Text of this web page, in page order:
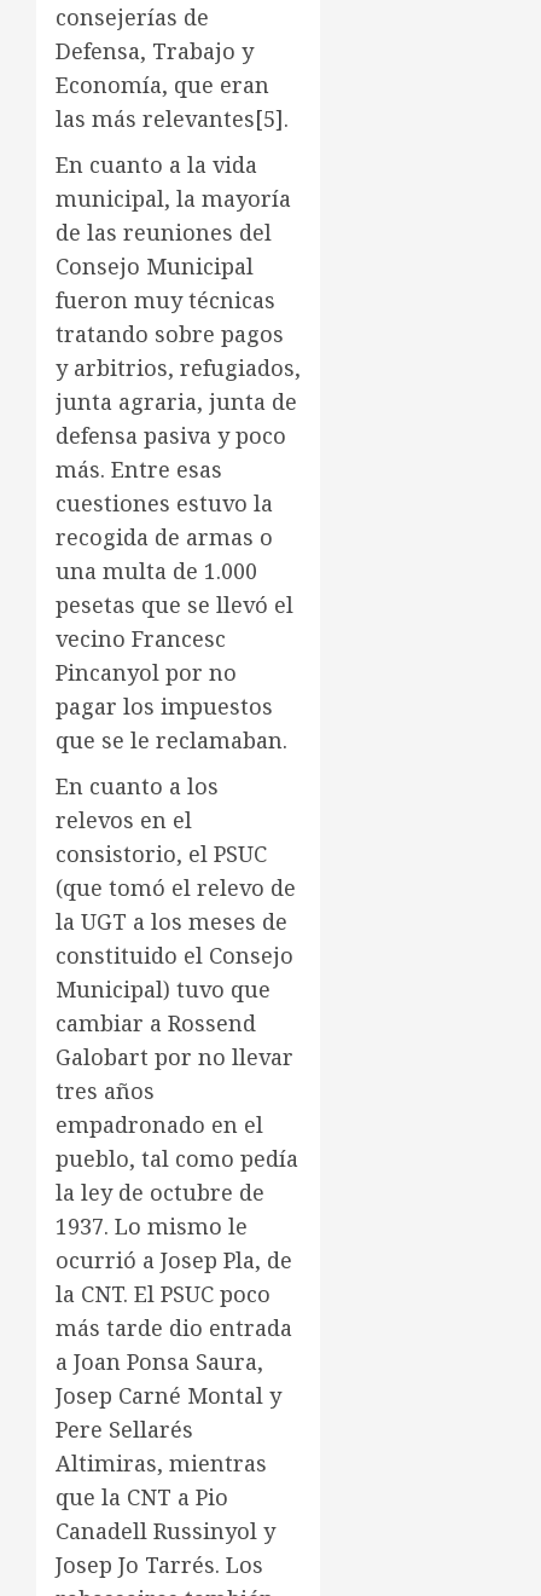
consejerías de
Defensa, Trabajo y
Economía, que eran
las más relevantes[5].
En cuanto a la vida
municipal, la mayoría
de las reuniones del
Consejo Municipal
fueron muy técnicas
tratando sobre pagos
y arbitrios, refugiados,
junta agraria, junta de
defensa pasiva y poco
más. Entre esas
cuestiones estuvo la
recogida de armas o
una multa de 1.000
pesetas que se llevó el
vecino Francesc
Pincanyol por no
pagar los impuestos
que se le reclamaban.
En cuanto a los
relevos en el
consistorio, el PSUC
(que tomó el relevo de
la UGT a los meses de
constituido el Consejo
Municipal) tuvo que
cambiar a Rossend
Galobart por no llevar
tres años
empadronado en el
pueblo, tal como pedía
la ley de octubre de
1937. Lo mismo le
ocurrió a Josep Pla, de
la CNT. El PSUC poco
más tarde dio entrada
a Joan Ponsa Saura,
Josep Carné Montal y
Pere Sellarés
Altimiras, mientras
que la CNT a Pio
Canadell Russinyol y
Josep Jo Tarrés. Los